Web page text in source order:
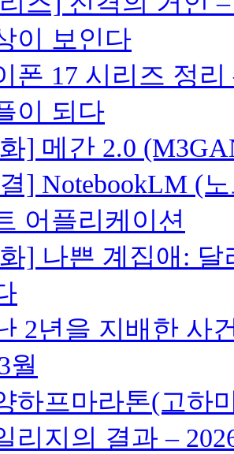
이 보인다
폰 17 시리즈 정
이 되다
] 메간 2.0
] NotebookLM (
어플리케이션
] 나쁜 계집애:
2년을 지배한 사
월
하프마라톤(고하
리지의 결과 –